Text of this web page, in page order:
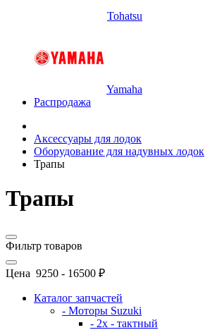
Tohatsu
Yamaha
Распродажа
Аксессуары для лодок
Оборудование для надувных лодок
Трапы
Трапы
Фильтр товаров
Цена 9250 - 16500 ₽
Каталог запчастей
- Моторы Suzuki
- 2x - тактный